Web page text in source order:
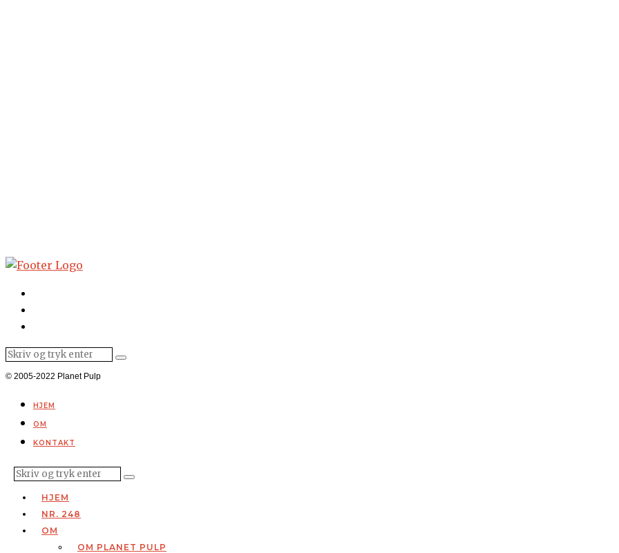
© 2005-2022 Planet Pulp
HJEM
OM
KONTAKT
HJEM
NR. 248
OM
OM PLANET PULP